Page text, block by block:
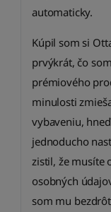
automaticky.
Kúpil som si
prvýkrát, čo
prémiového
minulosti
vybaveniu,
jednoducho
zistil, že musíte
osobných
som mu